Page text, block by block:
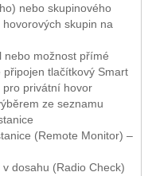
nebo skupinového
skupin na
nebo možnost přímé
tlačítkový Smart
privátní hovor
ze seznamu
(Remote Monitor) –
dosahu (Radio Check)